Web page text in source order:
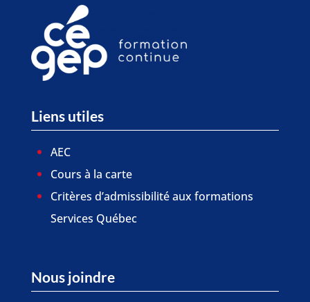
Liens utiles
AEC
Cours à la carte
Critères d’admissibilité aux formations
Services Québec
Nous joindre